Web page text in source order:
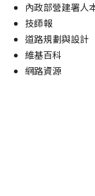
內政部營建署人
技師報
道路規劃與設計
維基百科
網路資源